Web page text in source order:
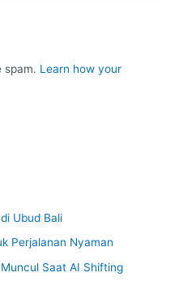
spam. Learn how your
Ubud Bali
Perjalanan Nyaman
Saat AI Shifting